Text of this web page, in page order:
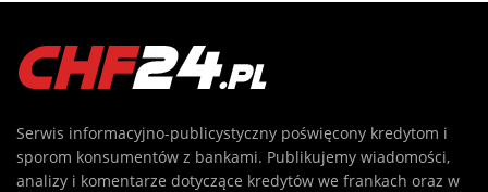
Serwis informacyjno-publicystyczny poświęcony kredytom i
sporom konsumentów z bankami. Publikujemy wiadomości,
analizy i komentarze dotyczące kredytów we frankach oraz w